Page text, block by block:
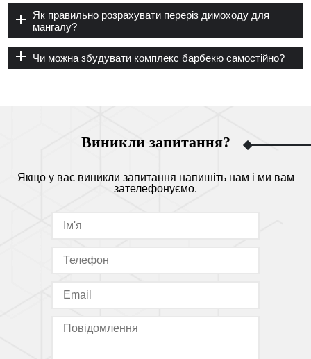
Як правильно розрахувати переріз димоходу для
мангалу?
Чи можна збудувати комплекс барбекю самостійно?
Виникли запитання?
Якщо у вас виникли запитання напишіть нам і ми вам
зателефонуємо.